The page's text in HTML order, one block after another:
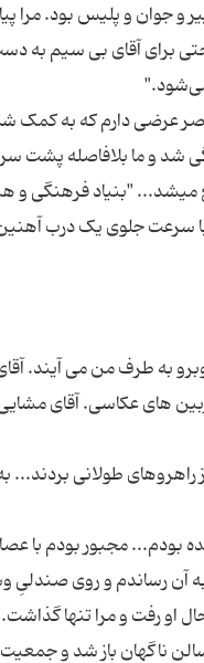
جوان و پلیس بود. مرا
حتی برای آقای بی سیم
عرضی دارم که به کمک
شد و ما بلافاصله پشت
میشد... "بنیاد فرهنگی و
جلوی یک درب آهنین
به طرف من می آیند.
های عکاسی. آقای
طولانی بردند...
مجبور بودم با عصا
به آن رساندم و روی
او رفت و مرا تنها